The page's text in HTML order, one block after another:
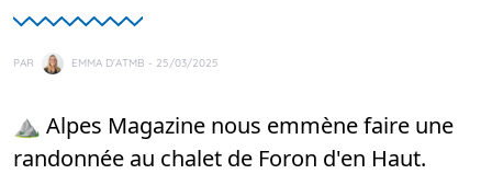
PAR EMMA D'ATMB - 25/03/2025
⛰️ Alpes Magazine nous emmène faire une
randonnée au chalet de Foron d'en Haut.